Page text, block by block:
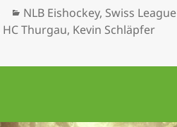
Kategorien
NLB Eishockey, Swiss League
HC Thurgau, Kevin Schläpfer